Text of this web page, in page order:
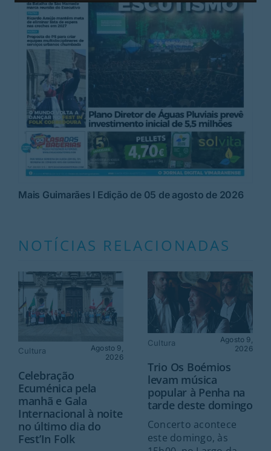
Mais Guimarães I Edição de 05 de agosto de 2026
NOTÍCIAS RELACIONADAS
Cultura
Agosto 9,
2026
Celebração
Ecuménica pela
manhã e Gala
Internacional à noite
no último dia do
Fest’In Folk
Cultura
Agosto 9,
2026
Trio Os Boémios
levam música
popular à Penha na
tarde deste domingo
Concerto acontece
este domingo, às